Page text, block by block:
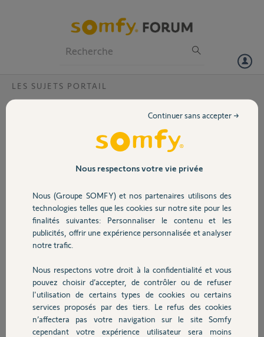
Volet
Sécurité
Domotique
Chauffage
Autres produits
LES SUJETS PORTAIL
Multi connexion sur bus Freevia 600
Est il possible de brancher plusieurs accessoires sur les ports bus, par
couleur 2 fils - V400 RTS notamment la platine de rue. Efectivement
l'exterieur...
Merci d'avance
Stéphane S.
Participer au fil de discussion
Réponses
Nous respectons votre vie privée
Nous (Groupe SOMFY) et nos partenaires utilisons des
technologies telles que les cookies sur notre site pour les
finalités suivantes: Personnaliser le contenu et les
publicités, offrir une expérience personnalisée et analyser
notre trafic.
Nous respectons votre droit à la confidentialité et vous
pouvez choisir d’accepter, de contrôler ou de refuser
l'utilisation de certains types de cookies ou certains
services proposés par des tiers. Le refus des cookies
n’affectera pas votre navigation sur le site Somfy
cependant votre expérience utilisateur sera moins
Continuer sans accepter →